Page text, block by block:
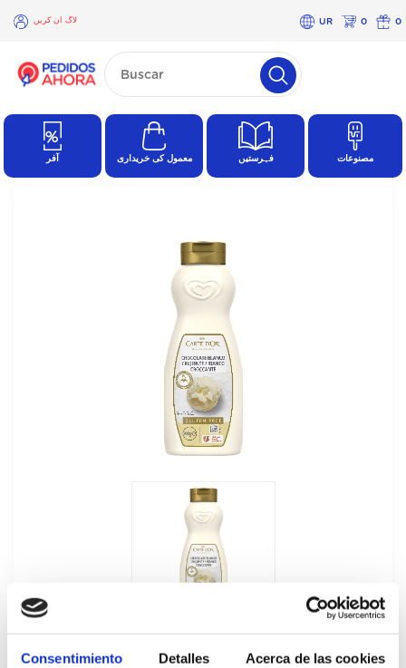
Consentimiento Detalles Acerca de las cookies
لاگ ان کریں UR 0 0
×
لاگ
کریں
آفر معمول کی خریداری فہرستیں مصنوعات